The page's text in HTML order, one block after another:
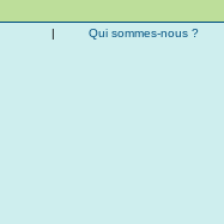
| Qui sommes-nous ?